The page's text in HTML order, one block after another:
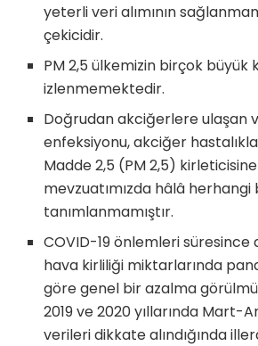
yeterli veri alımının
çekicidir.
PM 2,5 ülkemizin birçok büyük
izlenmemektedir.
Doğrudan akciğerlere ulaşan
enfeksiyonu, akciğer
Madde 2,5 (PM 2,5)
mevzuatımızda hâlâ herhangi
tanımlanmamıştır.
COVID-19 önlemleri süresince
hava kirliliği miktarlarında
göre genel bir azalma
2019 ve 2020 yıllarında Mart-
verileri dikkate alındığında